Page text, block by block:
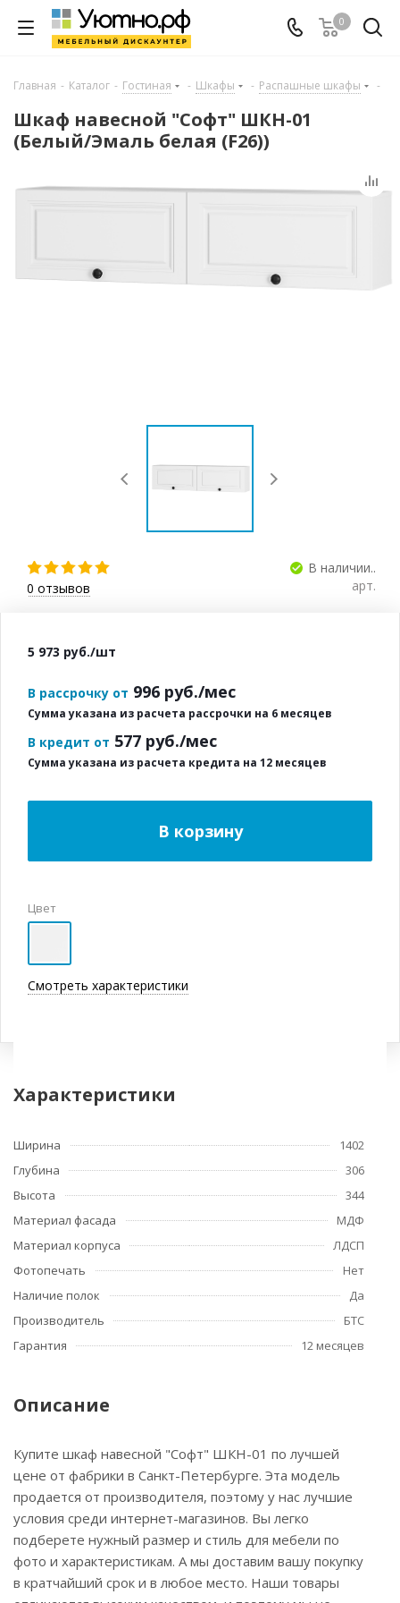
0
Главная - Каталог - Гостиная - Шкафы - Распашные шкафы -
Шкаф навесной "Софт" ШКН-01
(Белый/Эмаль белая (F26))
0 отзывов
В наличии..
арт.
5 973 руб./шт
В рассрочку от 996 руб./мес
Сумма указана из расчета рассрочки на 6 месяцев
В кредит от 577 руб./мес
Сумма указана из расчета кредита на 12 месяцев
Цвет
Смотреть характеристики
В корзину
Характеристики
Ширина
1402
Глубина
306
Высота
344
Материал фасада
МДФ
Материал корпуса
ЛДСП
Фотопечать
Нет
Наличие полок
Да
Производитель
БТС
Гарантия
12 месяцев
Описание
Купите шкаф навесной "Софт" ШКН-01 по лучшей
цене от фабрики в Санкт-Петербурге. Эта модель
продается от производителя, поэтому у нас лучшие
условия среди интернет-магазинов. Вы легко
подберете нужный размер и стиль для мебели по
фото и характеристикам. А мы доставим вашу покупку
в кратчайший срок и в любое место. Наши товары